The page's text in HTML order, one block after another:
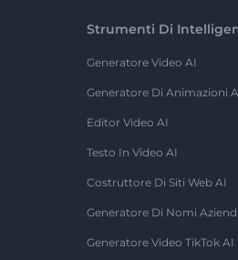
Strumenti Di
Generatore Video AI
Generatore Di Animazioni
Editor Video AI
Testo In Video AI
Costruttore Di Siti Web AI
Generatore Di Nomi
Generatore Video TikTok AI